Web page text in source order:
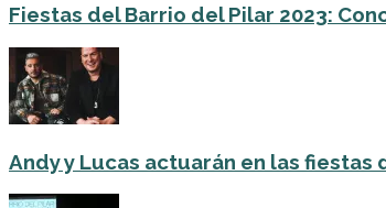
Fiestas del Barrio del Pilar 2023:
Andy y Lucas actuarán en las fiestas